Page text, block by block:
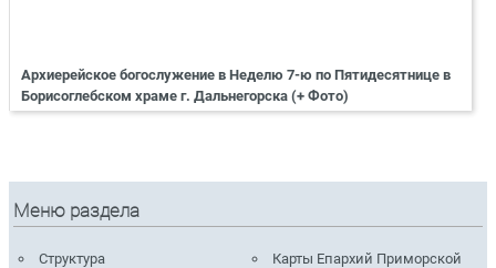
Архиерейское богослужение в Неделю 7-ю по Пятидесятнице в
Борисоглебском храме г. Дальнегорска (+ Фото)
Меню раздела
Структура
Карты Епархий Приморской